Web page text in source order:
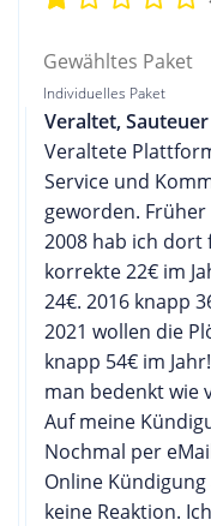
Gewähltes Paket
Individuelles Paket
Veraltet,
Veraltete
Service und
geworden.
2008 hab ich dort
korrekte 22€ im
24€. 2016 knapp
2021 wollen die
knapp 54€ im
man bedenkt wie
Auf meine
Nochmal per
Online
keine Reaktion.